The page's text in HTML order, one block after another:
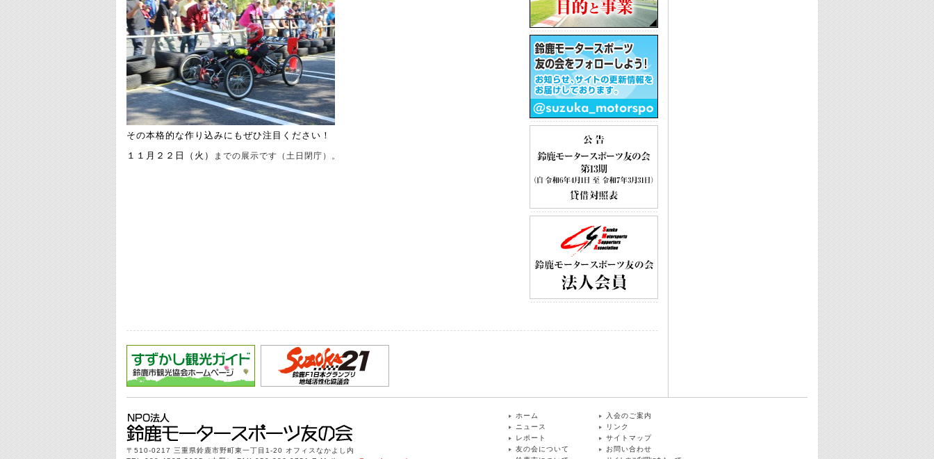
その本格的な作り込みにもぜひ注目ください！
１１月 ２２日（火） までの展示です（土日閉庁）。
〒510-0217 三重県鈴鹿市野町東一丁目1-20 オフィスなかよし内
入会のご案内
リンク
サイトマップ
お問い合わせ
ホーム
ニュース
レポート
友の会について